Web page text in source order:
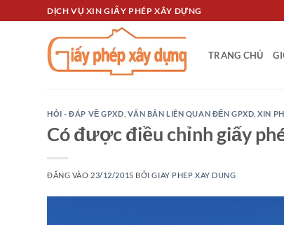
qua
DỊCH VỤ XIN GIẤY PHÉP XÂY DỰNG
TRANG CHỦ
HỎI - ĐÁP VỀ GPXD VĂN BẢN LIÊN QUAN ĐẾN GPXD ,XIN
Có được điều chỉnh giấy
ĐĂNG VÀO 23/12/2015 BỞIGIAY PHEP XAY DUNG